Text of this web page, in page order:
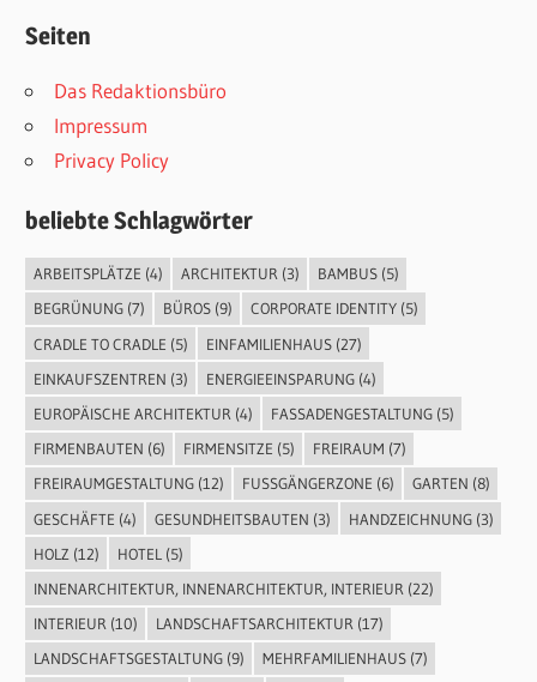
Seiten
Das Redaktionsbüro
Impressum
Privacy Policy
beliebte Schlagwörter
ARBEITSPLÄTZE (4) ARCHITEKTUR(3) BAMBUS(5)
BEGRÜNUNG(7) BÜROS(9) CORPORATE IDENTITY(5)
CRADLE TO CRADLE (5) EINFAMILIENHAUS(27)
EINKAUFSZENTREN (3) ENERGIEEINSPARUNG(4)
EUROPÄISCHE ARCHITEKTUR (4) FASSADENGESTALTUNG(5)
FIRMENBAUTEN (6) FIRMENSITZE (5) FREIRAUM (7)
FREIRAUMGESTALTUNG(12) FUSSGÄNGERZONE (6) GARTEN (8)
GESCHÄFTE (4) GESUNDHEITSBAUTEN (3) HANDZEICHNUNG(3)
HOLZ (12) HOTEL (5)
INNENARCHITEKTUR, INNENARCHITEKTUR, INTERIEUR (22)
INTERIEUR (10) LANDSCHAFTSARCHITEKTUR (17)
LANDSCHAFTSGESTALTUNG(9) MEHRFAMILIENHAUS(7)